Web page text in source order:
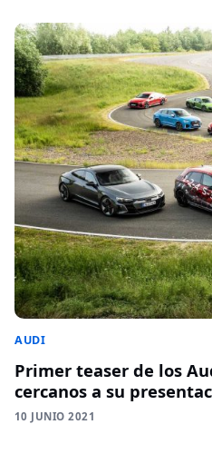
AUDI
Primer teaser de los
cercanos a su
10 JUNIO 2021